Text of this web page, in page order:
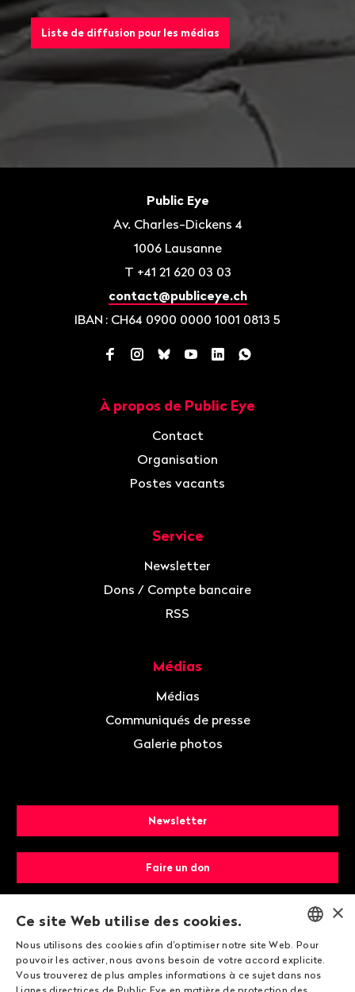
Liste de diffusion pour les médias
Public Eye
Av. Charles-Dickens 4
1006 Lausanne
T +41 21 620 03 03
contact@publiceye.ch
IBAN : CH64 0900 0000 1001 0813 5
Facebook
Instagram
BlueskyYouTube
LinkedInWhatsApp
À propos de Public Eye
Contact
Organisation
Postes vacants
Service
Newsletter
Dons / Compte bancaire
RSS
Médias
Médias
Communiqués de presse
Galerie photos
Newsletter
Faire un don
Devenir membre
ENGLISH
DEUTSCH
×
Ce site Web utilise des cookies.
Nous utilisons des cookies afin d'optimiser notre site Web. Pour
pouvoir les activer, nous avons besoin de votre accord explicite.
Vous trouverez de plus amples informations à ce sujet dans nos